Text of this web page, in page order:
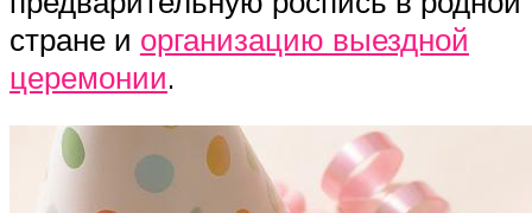
стране и организацию выездной
церемонии.